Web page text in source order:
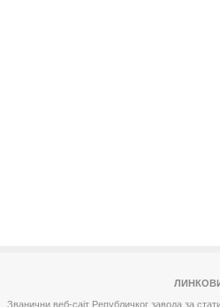
Званични веб-сајт Републичког завода за